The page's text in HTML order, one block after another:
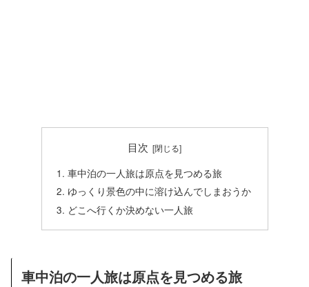
目次
車中泊の一人旅は原点を見つめる旅
ゆっくり景色の中に溶け込んでしまおうか
どこへ行くか決めない一人旅
車中泊の一人旅は原点を見つめる旅